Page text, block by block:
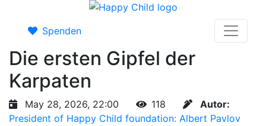
Spenden
Die ersten Gipfel der
Karpaten
May 28, 2026, 22:00 118
Autor:
President of Happy Child foundation: Albert Pavlov